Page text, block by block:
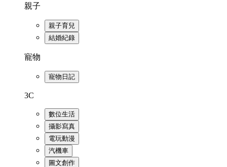
親子
親子育兒
結婚紀錄
寵物
寵物日記
3C
數位生活
攝影寫真
電玩動漫
汽機車
圖文創作